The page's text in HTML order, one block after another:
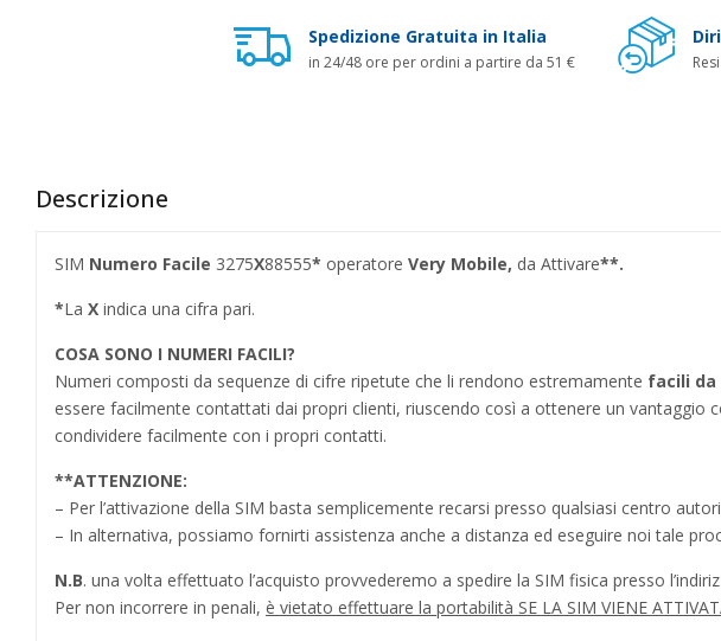
Spedizione Gratuita in Italia
in 24/48 ore per ordini a partire da 51 €
Descrizione
SIM Numero Facile 3275X88555* operatore Very Mobile, da Attivare**.
*La X indica una cifra pari.
COSA SONO I NUMERI FACILI?
Numeri composti da sequenze di cifre ripetute che li rendono estremamente facili da
essere facilmente contattati dai propri clienti, riuscendo così a ottenere un
condividere facilmente con i propri contatti.
**ATTENZIONE:
– Per l’attivazione della SIM basta semplicemente recarsi presso qualsiasi centro
– In alternativa, possiamo fornirti assistenza anche a distanza ed eseguire noi tale
N.B. una volta effettuato l’acquisto provvederemo a spedire la SIM fisica presso
Per non incorrere in penali, è vietato effettuare la portabilità SE LA SIM VIENE